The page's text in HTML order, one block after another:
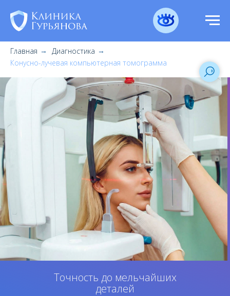
Главная → Диагностика →
Конусно-лучевая компьютерная томограмма
Точность до мельчайших
деталей